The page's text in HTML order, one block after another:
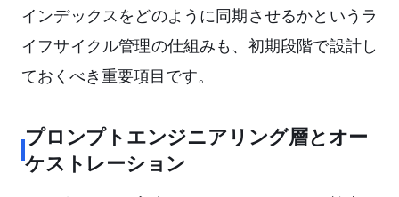
インデックスをどのように同期させるかというラ
イフサイクル管理の仕組みも、初期段階で設計し
ておくべき重要項目です。
プロンプトエンジニアリング層とオー
ケストレーション